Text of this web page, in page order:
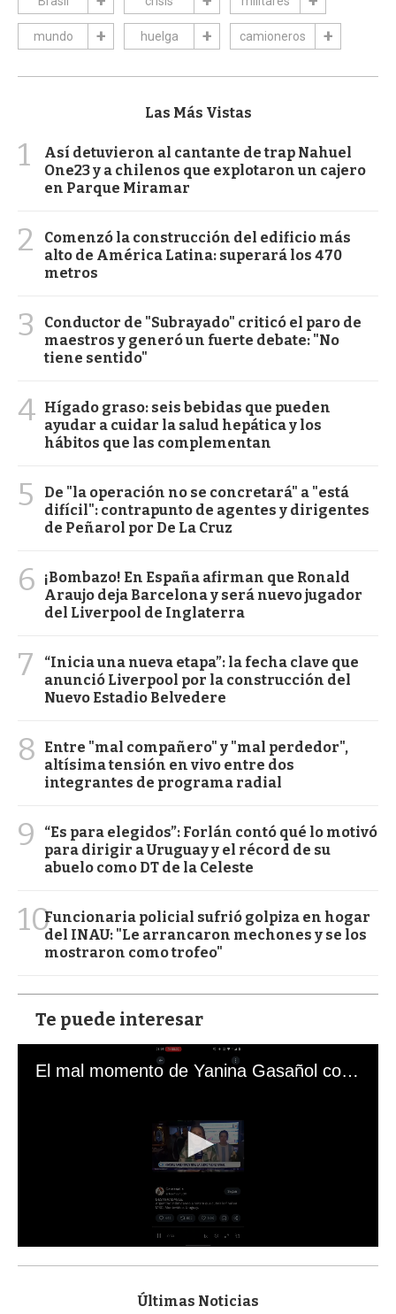
mundo huelga camioneros
Las Más Vistas
1
Así detuvieron al cantante de trap Nahuel
One23 y a chilenos que explotaron un cajero
en Parque Miramar
2
Comenzó la construcción del edificio más
alto de América Latina: superará los 470
metros
3
Conductor de "Subrayado" criticó el paro de
maestros y generó un fuerte debate: "No
tiene sentido"
4 Hígado graso: seis bebidas que pueden
ayudar a cuidar la salud hepática y los
hábitos que las complementan
5
De "la operación no se concretará" a "está
difícil": contrapunto de agentes y dirigentes
de Peñarol por De La Cruz
6
¡Bombazo! En España afirman que Ronald
Araujo deja Barcelona y será nuevo jugador
del Liverpool de Inglaterra
7
“Inicia una nueva etapa”: la fecha clave que
anunció Liverpool por la construcción del
Nuevo Estadio Belvedere
8
Entre "mal compañero" y "mal perdedor",
altísima tensión en vivo entre dos
integrantes de programa radial
9
“Es para elegidos”: Forlán contó qué lo motivó
para dirigir a Uruguay y el récord de su
abuelo como DT de la Celeste
10Funcionaria policial sufrió golpiza en hogar
del INAU: "Le arrancaron mechones y se los
mostraron como trofeo"
Te puede interesar
El mal momento de Yanina Gasañol con un hincha argentino en "Subrayado"
s
Últimas Noticias